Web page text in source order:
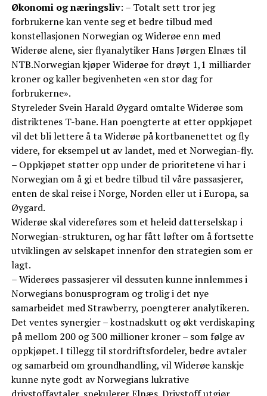
Økonomi og næringsliv: – Totalt sett tror jeg
forbrukerne kan vente seg et bedre tilbud med
konstellasjonen Norwegian og Widerøe enn med
Widerøe alene, sier flyanalytiker Hans Jørgen Elnæs til
NTB.Norwegian kjøper Widerøe for drøyt 1,1 milliarder
kroner og kaller begivenheten «en stor dag for
forbrukerne».
Styreleder Svein Harald Øygard omtalte Widerøe som
distriktenes T-bane. Han poengterte at etter oppkjøpet
vil det bli lettere å ta Widerøe på kortbanenettet og fly
videre, for eksempel ut av landet, med et Norwegian-fly.
– Oppkjøpet støtter opp under de prioritetene vi har i
Norwegian om å gi et bedre tilbud til våre passasjerer,
enten de skal reise i Norge, Norden eller ut i Europa, sa
Øygard.
Widerøe skal videreføres som et heleid datterselskap i
Norwegian-strukturen, og har fått løfter om å fortsette
utviklingen av selskapet innenfor den strategien som er
lagt.
– Widerøes passasjerer vil dessuten kunne innlemmes i
Norwegians bonusprogram og trolig i det nye
samarbeidet med Strawberry, poengterer analytikeren.
Det ventes synergier – kostnadskutt og økt verdiskaping
på mellom 200 og 300 millioner kroner – som følge av
oppkjøpet. I tillegg til stordriftsfordeler, bedre avtaler
og samarbeid om groundhandling, vil Widerøe kanskje
kunne nyte godt av Norwegians lukrative